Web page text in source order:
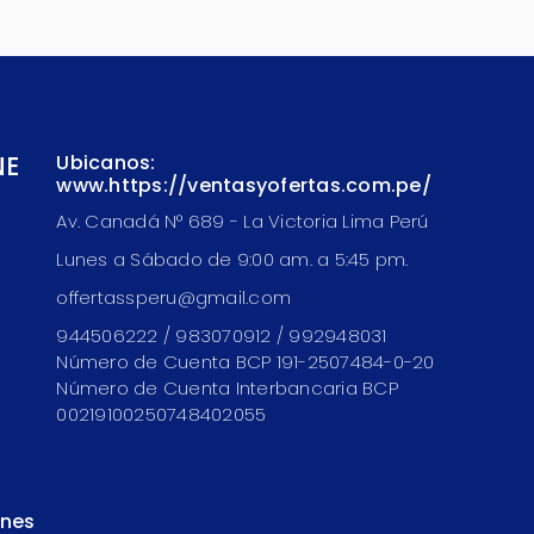
Ubicanos:
www.https://ventasyofertas.com.pe/
Av. Canadá N° 689 - La Victoria Lima Perú
Lunes a Sábado de 9:00 am. a 5:45 pm.
offertassperu@gmail.com
944506222 / 983070912 / 992948031
Número de Cuenta BCP 191-2507484-0-20
Número de Cuenta Interbancaria BCP
00219100250748402055